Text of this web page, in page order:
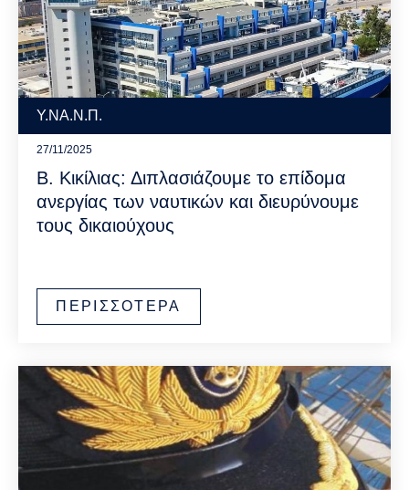
Υ.ΝΑ.Ν.Π.
27/11/2025
Β. Κικίλιας: Διπλασιάζουμε το επίδομα
ανεργίας των ναυτικών και διευρύνουμε
τους δικαιούχους
ΠΕΡΙΣΣΟΤΕΡΑ